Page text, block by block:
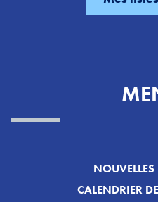
NOUVELLES
CALENDRIER